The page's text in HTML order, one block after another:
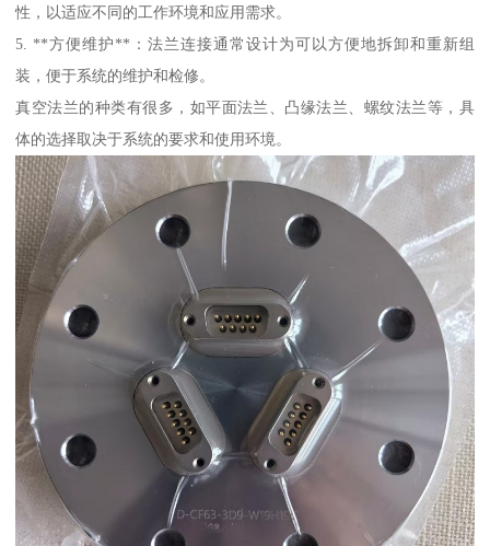
性，以适应不同的工作环境和应用需求。
5. **方便维护**：法兰连接通常设计为可以方便地拆卸和重新组
装，便于系统的维护和检修。
真空法兰的种类有很多，如平面法兰、凸缘法兰、螺纹法兰等，具
体的选择取决于系统的要求和使用环境。